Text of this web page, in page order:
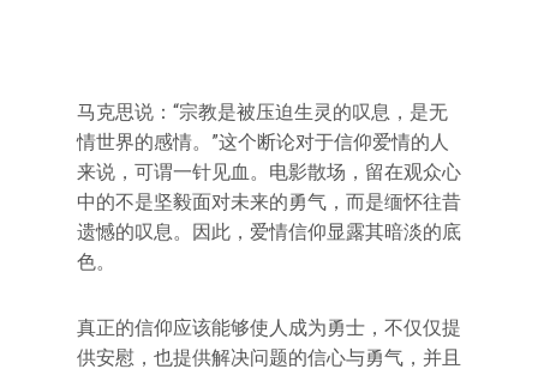
马克思说：“宗教是被压迫生灵的叹息，是无
情世界的感情。”这个断论对于信仰爱情的人
来说，可谓一针见血。电影散场，留在观众心
中的不是坚毅面对未来的勇气，而是缅怀往昔
遗憾的叹息。因此，爱情信仰显露其暗淡的底
色。
真正的信仰应该能够使人成为勇士，不仅仅提
供安慰，也提供解决问题的信心与勇气，并且